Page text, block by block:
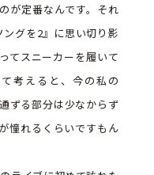
が定番なんです。それ
グを2』に思い切り影
てスニーカーを履いて
考えると、今の私の
ずる部分は少なからず
憧れるくらいですもん